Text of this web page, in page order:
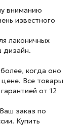
вниманию
известного
лаконичных
дизайн.
когда оно
Все товары
от 12
заказ по
Купить